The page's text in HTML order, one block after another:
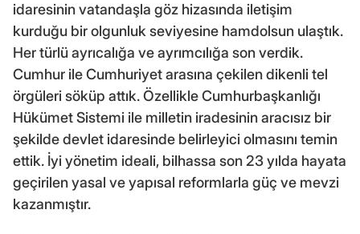
idaresinin vatandaşla göz hizasında iletişim
kurduğu bir olgunluk seviyesine hamdolsun ulaştık.
Her türlü ayrıcalığa ve ayrımcılığa son verdik.
Cumhur ile Cumhuriyet arasına çekilen dikenli tel
örgüleri söküp attık. Özellikle Cumhurbaşkanlığı
Hükümet Sistemi ile milletin iradesinin aracısız bir
şekilde devlet idaresinde belirleyici olmasını temin
ettik. İyi yönetim ideali, bilhassa son 23 yılda hayata
geçirilen yasal ve yapısal reformlarla güç ve mevzi
kazanmıştır.